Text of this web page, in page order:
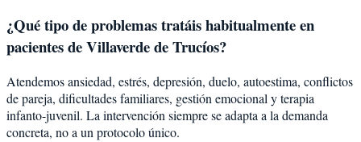
¿Qué tipo de problemas tratáis habitualmente en
pacientes de Villaverde de Trucíos?
Atendemos ansiedad, estrés, depresión, duelo, autoestima, conflictos
de pareja, dificultades familiares, gestión emocional y terapia
infanto-juvenil. La intervención siempre se adapta a la demanda
concreta, no a un protocolo único.